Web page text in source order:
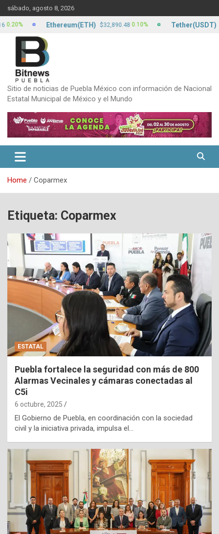
Skip
to
content
sábado, agosto 8, 2026
Sitio de noticias de Puebla México con información de Nacional
Estatal Municipal de México y el Mundo
Home Coparmex
Etiqueta: Coparmex
ESTATAL
Puebla fortalece la seguridad con más de 800
Alarmas Vecinales y cámaras conectadas al
C5i
6 octubre, 2025
El Gobierno de Puebla, en coordinación con la sociedad
civil y la iniciativa privada, impulsa el…
Ethereum(ETH) $32,890.48 0.10% Tether(USDT)